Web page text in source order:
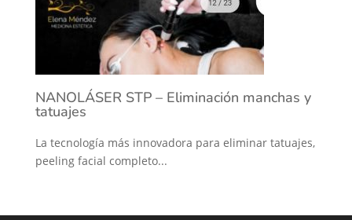
NANOLÁSER STP – Eliminación manchas y
tatuajes
La tecnología más innovadora para eliminar tatuajes,
peeling facial completo...